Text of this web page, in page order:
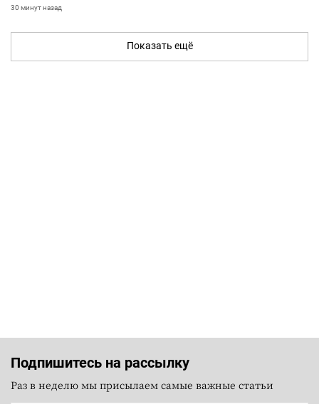
30 минут назад
Показать ещё
Подпишитесь на рассылку
Раз в неделю мы присылаем самые важные статьи